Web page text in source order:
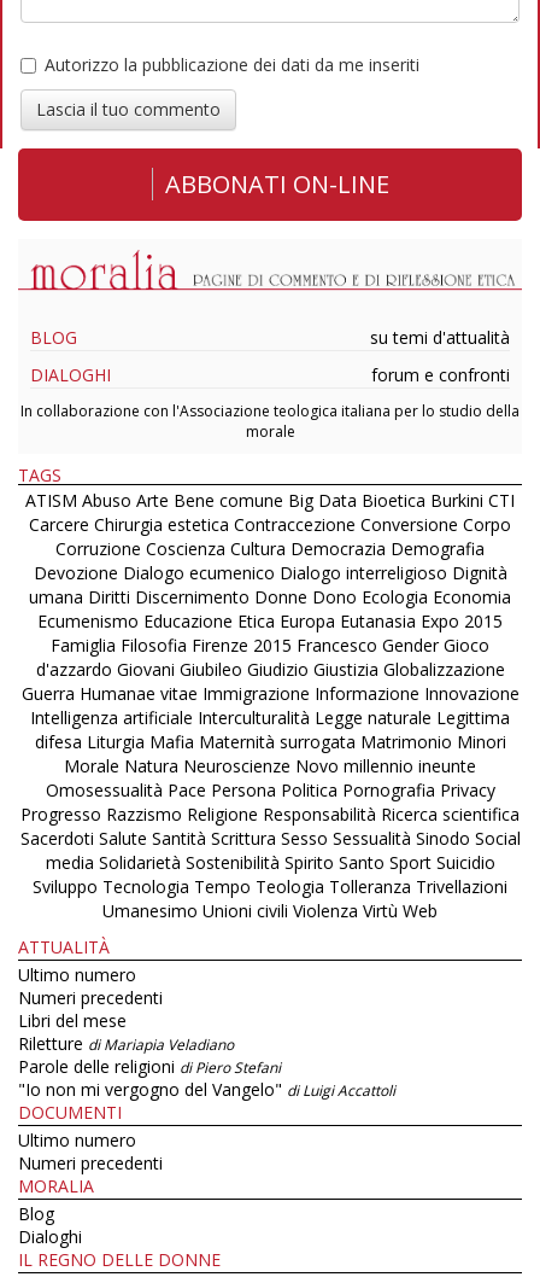
Autorizzo la pubblicazione dei dati da me inseriti
Lascia il tuo commento
ABBONATI ON-LINE
BLOG
su temi d'attualità
DIALOGHI
forum e confronti
In collaborazione con l'Associazione teologica italiana per lo studio della
morale
TAGS
ATISM Abuso Arte Bene comune Big Data Bioetica Burkini CTI
Carcere Chirurgia estetica Contraccezione Conversione Corpo
Corruzione Coscienza Cultura Democrazia Demografia
Devozione Dialogo ecumenico Dialogo interreligioso Dignità
umana Diritti Discernimento Donne Dono Ecologia Economia
Ecumenismo Educazione Etica Europa Eutanasia Expo 2015
Famiglia Filosofia Firenze 2015 Francesco Gender Gioco
d'azzardo Giovani Giubileo Giudizio Giustizia Globalizzazione
Guerra Humanae vitae Immigrazione Informazione Innovazione
Intelligenza artificiale Interculturalità Legge naturale Legittima
difesa Liturgia Mafia Maternità surrogata Matrimonio Minori
Morale Natura Neuroscienze Novo millennio ineunte
Omosessualità Pace Persona Politica Pornografia Privacy
Progresso Razzismo Religione Responsabilità Ricerca scientifica
Sacerdoti Salute Santità Scrittura Sesso Sessualità Sinodo Social
media Solidarietà Sostenibilità Spirito Santo Sport Suicidio
Sviluppo Tecnologia Tempo Teologia Tolleranza Trivellazioni
Umanesimo Unioni civili Violenza Virtù Web
ATTUALITÀ
Ultimo numero
Numeri precedenti
Libri del mese
Riletture di Mariapia Veladiano
Parole delle religioni di Piero Stefani
"Io non mi vergogno del Vangelo" di Luigi Accattoli
DOCUMENTI
Ultimo numero
Numeri precedenti
MORALIA
Blog
Dialoghi
IL REGNO DELLE DONNE